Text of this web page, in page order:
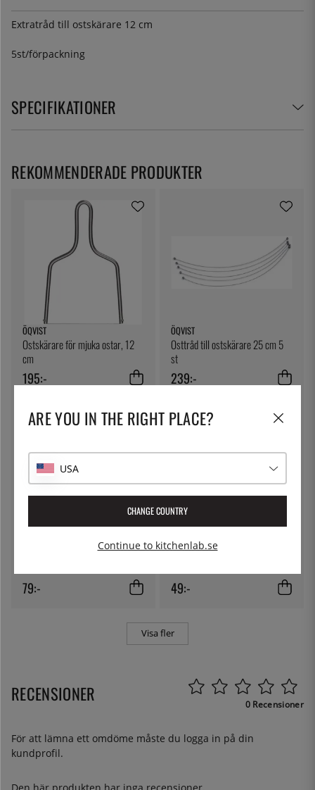
Extratråd till ostskärare 12 cm
5st/förpackning
SPECIFIKATIONER
ÖQVIST
Ostskärare för mjuka ostar, 12
cm
195:-
ÖQVIST
Osttråd till ostskärare 25 cm 5
st
239:-
Ostduk, filterduk - Kitchen Craft
79:-
ÖQVIST
Osttråd med två handtag
49:-
Visa fler
REKOMMENDERADE PRODUKTER
RECENSIONER 0 Recensioner
För att lämna ett omdöme måste du logga in på din
kundprofil.
ARE YOU IN THE RIGHT PLACE?
USA
CHANGE COUNTRY
Continue to kitchenlab.se